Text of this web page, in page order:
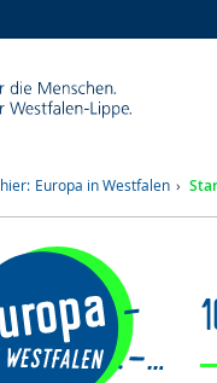
Europa in Westfalen